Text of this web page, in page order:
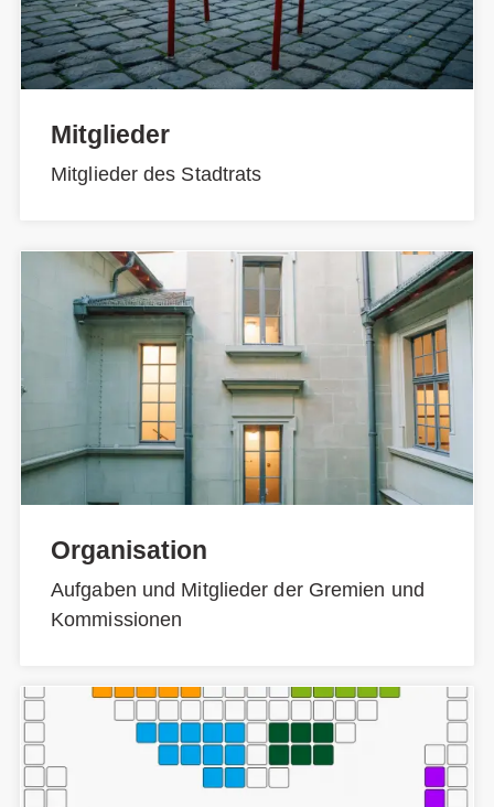
Mitglieder
Mitglieder des Stadtrats
Organisation
Aufgaben und Mitglieder der Gremien und
Kommissionen